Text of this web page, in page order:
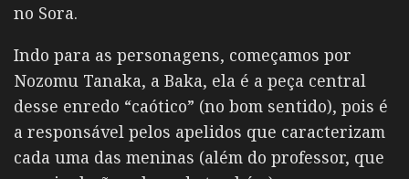
no Sora.
Indo para as personagens, começamos por
Nozomu Tanaka, a Baka, ela é a peça central
desse enredo “caótico” (no bom sentido), pois é
a responsável pelos apelidos que caracterizam
cada uma das meninas (além do professor, que